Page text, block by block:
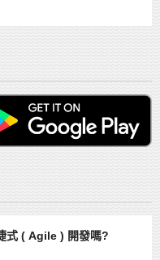
式 ( Agile ) 開發嗎?